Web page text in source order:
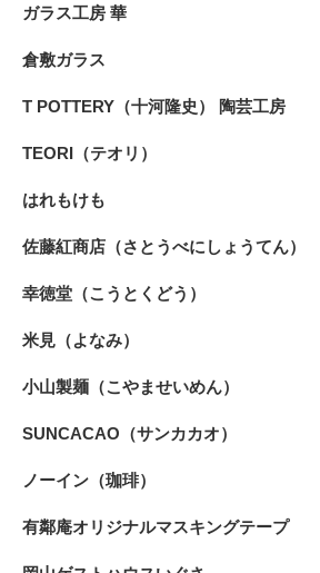
ガラス工房 華
倉敷ガラス
T POTTERY（十河隆史） 陶芸工房
TEORI（テオリ）
はれもけも
佐藤紅商店（さとうべにしょうてん）
幸徳堂（こうとくどう）
米見（よなみ）
小山製麺（こやませいめん）
SUNCACAO（サンカカオ）
ノーイン（珈琲）
有鄰庵オリジナルマスキングテープ